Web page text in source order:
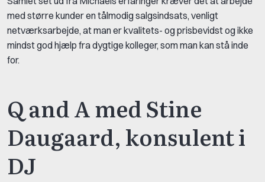
med større kunder en tålmodig salgsindsats, venligt
netværksarbejde, at man er kvalitets- og prisbevidst og ikke
mindst god hjælp fra dygtige kolleger, som man kan stå inde
for.
Q and A med Stine
Daugaard, konsulent i
DJ